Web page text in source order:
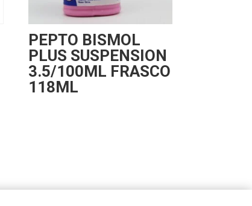
PEPTO BISMOL
PLUS SUSPENSION
3.5/100ML FRASCO
118ML